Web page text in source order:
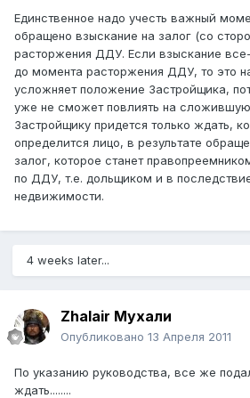
Единственное надо учесть важный
обращено взыскание на залог (со
расторжения ДДУ. Если взыскание
до момента расторжения ДДУ, то это
усложняет положение Застройщика,
уже не сможет повлиять на
Застройщику придется только ждать,
определится лицо, в результате
залог, которое станет
по ДДУ, т.е. дольщиком и в
недвижимости.
4 weeks later...
Zhalair Мухали
Опубликовано 13 Апреля 2011
По указанию руководства, все же
ждать........